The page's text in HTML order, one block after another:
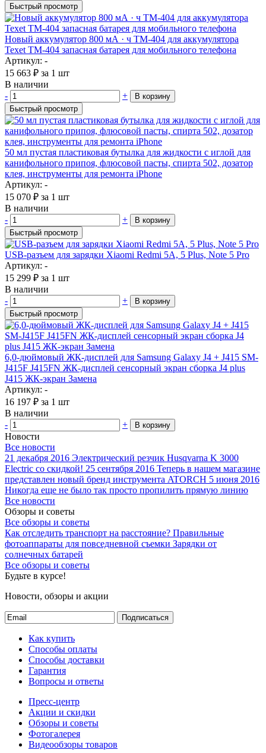
Быстрый просмотр
Новый аккумулятор 800 мА · ч TM-404 для аккумулятора
Texet TM-404 запасная батарея для мобильного телефона
Артикул: -
15 663 ₽ за 1 шт
В наличии
-
+
В корзину
Быстрый просмотр
50 мл пустая пластиковая бутылка для жидкости с иглой для
канифольного припоя, флюсовой пасты, спирта 502, дозатор
клея, инструменты для ремонта iPhone
Артикул: -
15 070 ₽ за 1 шт
В наличии
-
+
В корзину
Быстрый просмотр
USB-разъем для зарядки Xiaomi Redmi 5A, 5 Plus, Note 5 Pro
Артикул: -
15 299 ₽ за 1 шт
В наличии
-
+
В корзину
Быстрый просмотр
6,0-дюймовый ЖК-дисплей для Samsung Galaxy J4 + J415 SM-
J415F J415FN ЖК-дисплей сенсорный экран сборка J4 plus
J415 ЖК-экран Замена
Артикул: -
16 197 ₽ за 1 шт
В наличии
-
+ В корзину
Новости
Все новости
21 декабря 2016 Электрический резчик Husqvarna K 3000
Electric со скидкой! 25 сентября 2016 Теперь в нашем магазине
представлен новый бренд инструмента ATORCH 5 июня 2016
Никогда еще не было так просто пропилить прямую линию
Все новости
Обзоры и советы
Все обзоры и советы
Как отследить транспорт на расстояние? Правильные
фотоаппараты для повседневной съемки Зарядки от
солнечных батарей
Все обзоры и советы
Будьте в курсе!
Новости, обзоры и акции
Подписаться
Как купить
Способы оплаты
Способы доставки
Гарантия
Вопросы и ответы
Пресс-центр
Акции и скидки
Обзоры и советы
Фотогалерея
Видеообзоры товаров